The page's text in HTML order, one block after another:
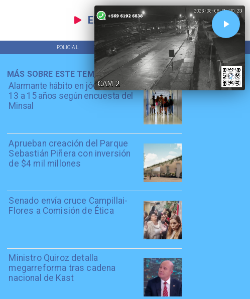
EN VIVO
POLICIAL TENDENCIAS
Alarmante hábito en jóvenes de
13 a 15 años según encuesta del
Minsal
Aprueban creación del Parque
Sebastián Piñera con inversión
de $4 mil millones
Senado envía cruce Campillai-
Flores a Comisión de Ética
Ministro Quiroz detalla
megarreforma tras cadena
nacional de Kast
MÁS SOBRE ESTE TEMA